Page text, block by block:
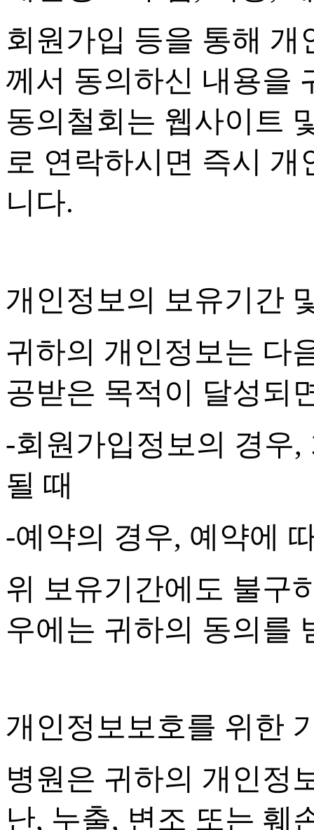
회원가입 등을 통해 개
께서 동의하신 내용을
동의철회는 웹사이트
로 연락하시면 즉시
니다.
개인정보의 보유기간
귀하의 개인정보는 다
공받은 목적이 달성되
-회원가입정보의 경우,
될 때
-예약의 경우, 예약에
위 보유기간에도 불구
우에는 귀하의 동의를
개인정보보호를 위한
병원은 귀하의 개인정
난, 누출, 변조 또는 훼